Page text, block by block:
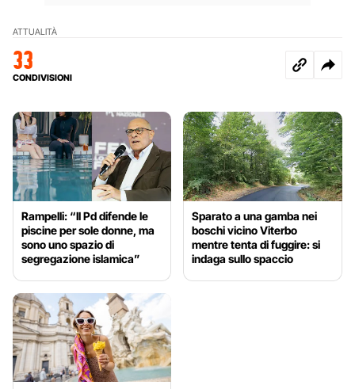
ATTUALITÀ
33
CONDIVISIONI
Rampelli: “Il Pd difende le
piscine per sole donne, ma
sono uno spazio di
segregazione islamica”
Sparato a una gamba nei
boschi vicino Viterbo
mentre tenta di fuggire: si
indaga sullo spaccio